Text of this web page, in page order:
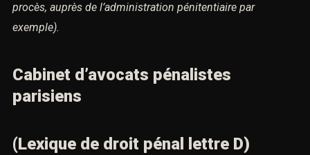
procès, auprès de l’administration pénitentiaire par
exemple).
Cabinet d’avocats pénalistes
parisiens
(Lexique de droit pénal lettre D)